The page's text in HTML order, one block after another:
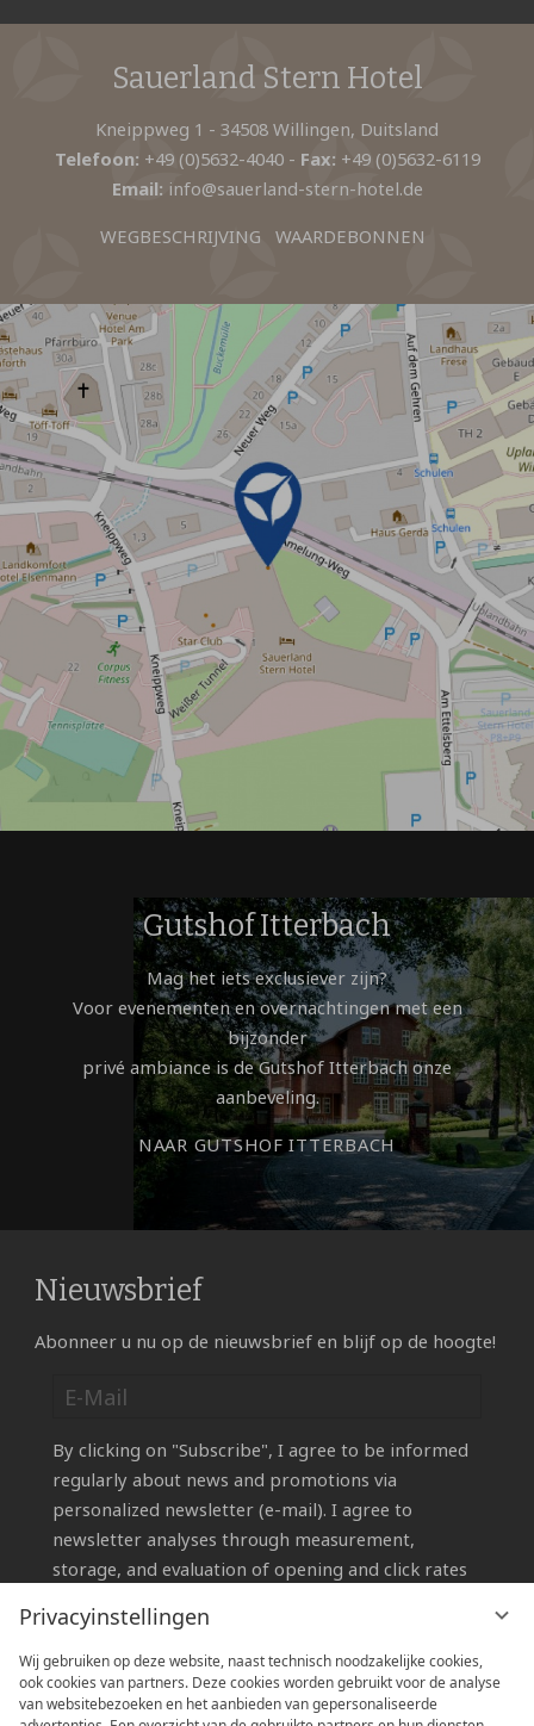
Privacyinstellingen
Wij gebruiken op deze website, naast technisch noodzakelijke cookies,
ook cookies van partners. Deze cookies worden gebruikt voor de analyse
van websitebezoeken en het aanbieden van gepersonaliseerde
Sauerland Stern Hotel
Kneippweg 1 - 34508 Willingen, Duitsland
Telefoon: +49 (0)5632-4040- Fax: +49 (0)5632-6119
Email: info@sauerland-stern-hotel.de
WEGBESCHRIJVING
WAARDEBONNEN
Gutshof Itterbach
Mag het iets exclusiever zijn?
Voor evenementen en overnachtingen met een
bijzonder
privé ambiance is de Gutshof Itterbach onze
aanbeveling.
NAAR GUTSHOF ITTERBACH
Nieuwsbrief
Abonneer u nu op de nieuwsbrief en blijf op de hoogte!
By clicking on "Subscribe", I agree to be informed
regularly about news and promotions via
personalized newsletter (e-mail). I agree to
newsletter analyses through measurement,
storage, and evaluation of opening and click rates
future newsletters according to subscriber
interests.
You can revoke your consent at any time by
emailinginfo@sauerland-stern-hotel.deor using